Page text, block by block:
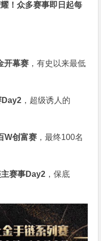
！众多赛事即日起每
开幕赛 ，有史以来最低
Day2 ，超级诱人的
W创富赛 ，最终100名
赛事Day2 ，保底